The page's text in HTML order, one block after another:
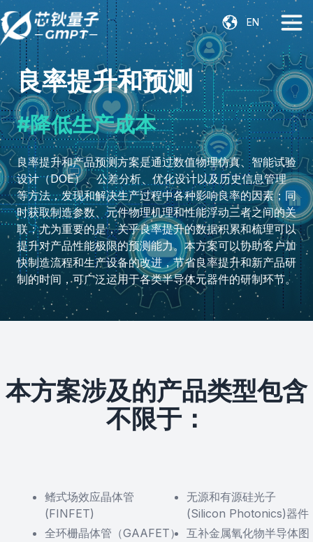
EN
良率提升和预测
#降低生产成本
良率提升和产品预测方案是通过数值物理仿真、智能试验
设计（DOE）、公差分析、优化设计以及历史信息管理
等方法，发现和解决生产过程中各种影响良率的因素；同
时获取制造参数、元件物理机理和性能浮动三者之间的关
联；尤为重要的是，关乎良率提升的数据积累和梳理可以
提升对产品性能极限的预测能力。本方案可以协助客户加
快制造流程和生产设备的改进，节省良率提升和新产品研
制的时间，可广泛运用于各类半导体元器件的研制环节。
本方案涉及的产品类型包含
不限于：
鳍式场效应晶体管
(FINFET)
全环栅晶体管（GAAFET）
无源和有源硅光子
(Silicon Photonics)器件
互补金属氧化物半导体图